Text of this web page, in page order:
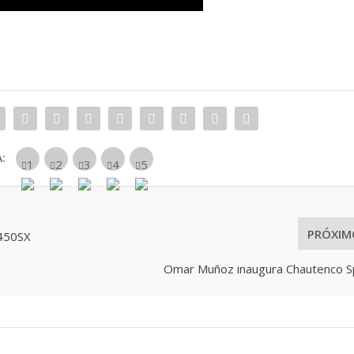
Omar Muñoz inaugura Chautenco